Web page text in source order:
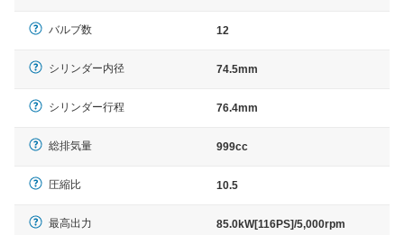
バルブ数 12
シリンダー内径 74.5mm
シリンダー行程 76.4mm
総排気量 999cc
圧縮比 10.5
最高出力 85.0kW[116PS]/5,000rpm